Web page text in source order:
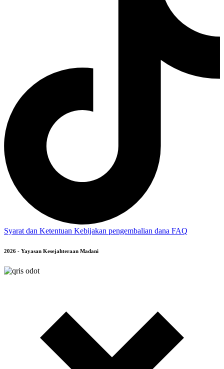
Syarat dan Ketentuan Kebijakan pengembalian dana FAQ
2026 - Yayasan Kesejahteraan Madani